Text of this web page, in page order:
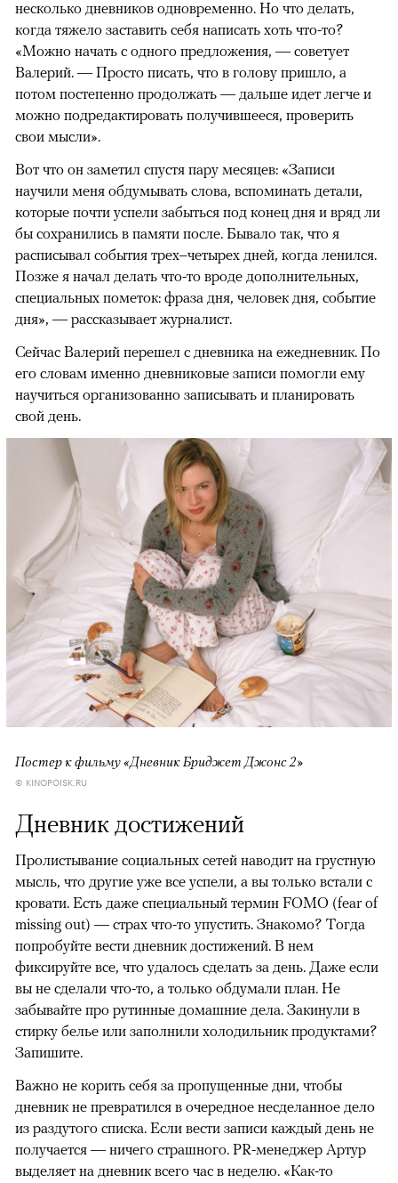
несколько дневников одновременно. Но что делать,
когда тяжело заставить себя написать хоть что-то?
«Можно начать с одного предложения, — советует
Валерий. — Просто писать, что в голову пришло, а
потом постепенно продолжать — дальше идет легче и
можно подредактировать получившееся, проверить
свои мысли».
Вот что он заметил спустя пару месяцев: «Записи
научили меня обдумывать слова, вспоминать детали,
которые почти успели забыться под конец дня и вряд ли
бы сохранились в памяти после. Бывало так, что я
расписывал события трех–четырех дней, когда ленился.
Позже я начал делать что-то вроде дополнительных,
специальных пометок: фраза дня, человек дня, событие
дня», — рассказывает журналист.
Сейчас Валерий перешел с дневника на ежедневник. По
его словам именно дневниковые записи помогли ему
научиться организованно записывать и планировать
свой день.
Постер к фильму «Дневник Бриджет Джонс 2»
© KINOPOISK.RU
Дневник достижений
Пролистывание социальных сетей наводит на грустную
мысль, что другие уже все успели, а вы только встали с
кровати. Есть даже специальный термин FOMO (fear of
missing out) — страх что-то упустить. Знакомо? Тогда
попробуйте вести дневник достижений. В нем
фиксируйте все, что удалось сделать за день. Даже если
вы не сделали что-то, а только обдумали план. Не
забывайте про рутинные домашние дела. Закинули в
стирку белье или заполнили холодильник продуктами?
Запишите.
Важно не корить себя за пропущенные дни, чтобы
дневник не превратился в очередное несделанное дело
из раздутого списка. Если вести записи каждый день не
получается — ничего страшного. PR-менеджер Артур
выделяет на дневник всего час в неделю. «Как-то